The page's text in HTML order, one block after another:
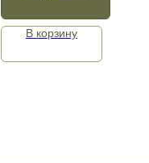
В корзину